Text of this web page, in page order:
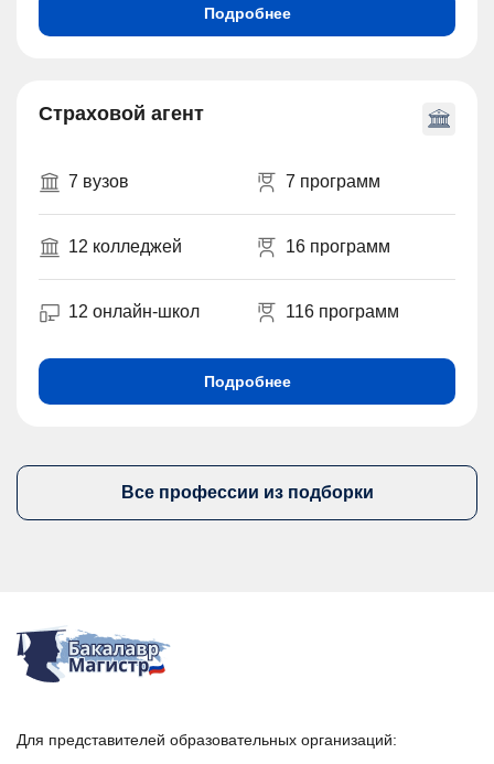
Подробнее
Страховой агент
7 вузов 7 программ
12 колледжей 16 программ
12 онлайн-школ 116 программ
Подробнее
Все профессии из подборки
Для представителей образовательных организаций: